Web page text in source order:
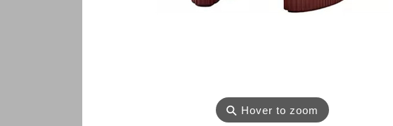
⚲ Hover to zoom